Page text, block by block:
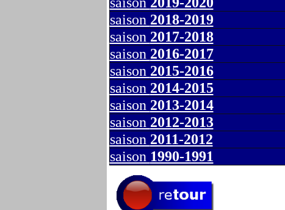
saison 2018-2019
saison 2017-2018
saison 2016-2017
saison 2015-2016
saison 2014-2015
saison 2013-2014
saison 2012-2013
saison 2011-2012
saison 1990-1991